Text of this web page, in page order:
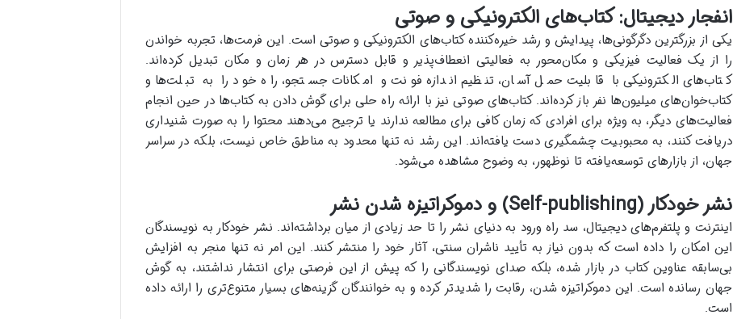
انفجار دیجیتال: کتاب‌های الکترونیکی و صوتی
یکی از بزرگترین دگرگونی‌ها، پیدایش و رشد خیره‌کننده کتاب‌های الکترونیکی و صوتی است. این فرمت‌ها، تجربه خواندن
را از یک فعالیت فیزیکی و مکان‌محور به فعالیتی انعطاف‌پذیر و قابل دسترس در هر زمان و مکان تبدیل کرده‌اند.
کتاب‌های الکترونیکی با قابلیت حمل آسان، تنظیم اندازه فونت و امکانات جستجو، راه خود را به تبلت‌ها و
کتاب‌خوان‌های میلیون‌ها نفر باز کرده‌اند. کتاب‌های صوتی نیز با ارائه راه حلی برای گوش دادن به کتاب‌ها در حین انجام
فعالیت‌های دیگر، به ویژه برای افرادی که زمان کافی برای مطالعه ندارند یا ترجیح می‌دهند محتوا را به صورت شنیداری
دریافت کنند، به محبوبیت چشمگیری دست یافته‌اند. این رشد نه تنها محدود به مناطق خاص نیست، بلکه در سراسر
جهان، از بازارهای توسعه‌یافته تا نوظهور، به وضوح مشاهده می‌شود.
نشر خودکار (Self-publishing) و دموکراتیزه شدن نشر
اینترنت و پلتفرم‌های دیجیتال، سد راه ورود به دنیای نشر را تا حد زیادی از میان برداشته‌اند. نشر خودکار به نویسندگان
این امکان را داده است که بدون نیاز به تأیید ناشران سنتی، آثار خود را منتشر کنند. این امر نه تنها منجر به افزایش
بی‌سابقه عناوین کتاب در بازار شده، بلکه صدای نویسندگانی را که پیش از این فرصتی برای انتشار نداشتند، به گوش
جهان رسانده است. این دموکراتیزه شدن، رقابت را شدیدتر کرده و به خوانندگان گزینه‌های بسیار متنوع‌تری را ارائه داده
است.